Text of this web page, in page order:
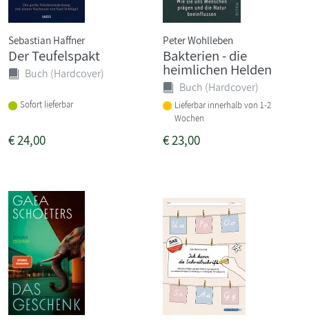
Sebastian Haffner
Der Teufelspakt
Buch (Hardcover)
Sofort lieferbar
€24,00
Peter Wohlleben
Bakterien - die
heimlichen Helden
Buch (Hardcover)
Lieferbar innerhalb von 1-2
Wochen
€23,00